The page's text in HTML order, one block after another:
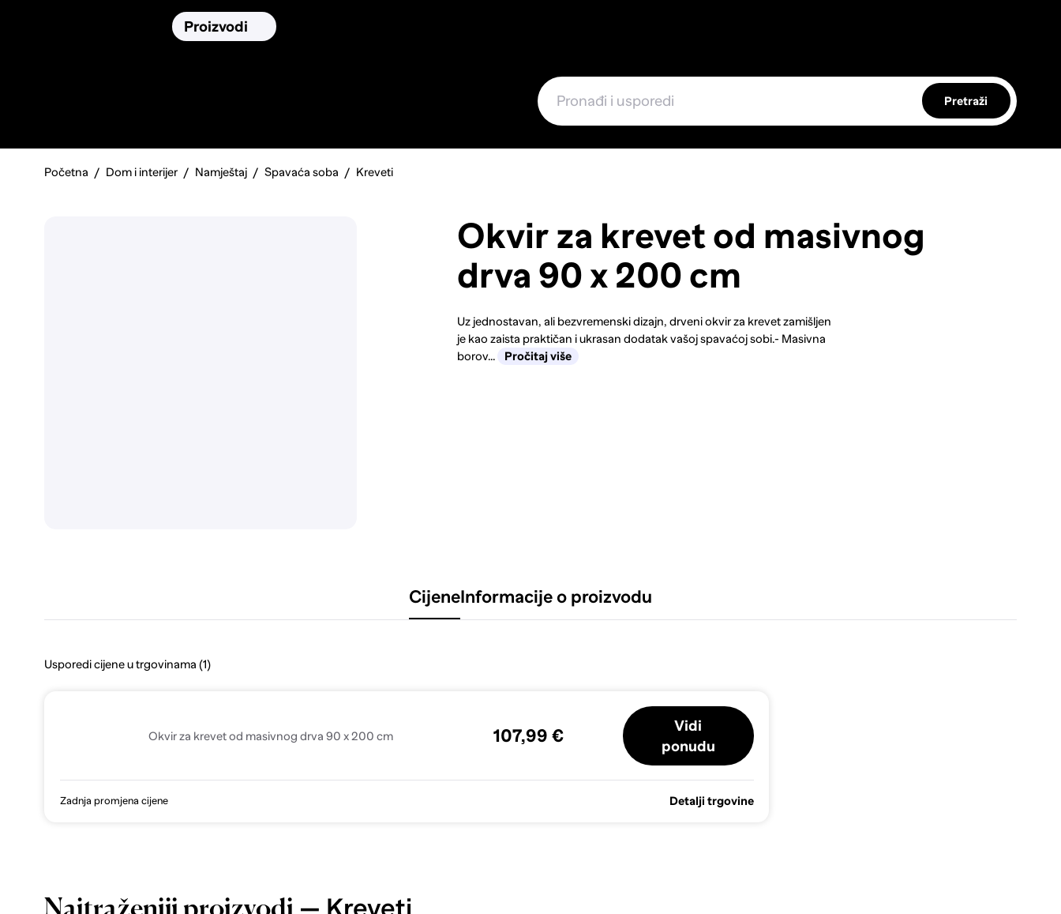
Proizvodi
Pretraži
Početna Dom i interijer Namještaj Spavaća soba Kreveti
Okvir za krevet od masivnog
drva 90 x 200 cm
Uz jednostavan, ali bezvremenski dizajn, drveni okvir za krevet zamišljen
je kao zaista praktičan i ukrasan dodatak vašoj spavaćoj sobi.- Masivna
borov...
Pročitaj više
CijeneInformacije o proizvodu
Usporedi cijene u trgovinama (1)
Okvir za krevet od masivnog drva 90 x 200 cm 107,99 €
Vidi
ponudu
Zadnja promjena cijene Detalji trgovine
— Kreveti